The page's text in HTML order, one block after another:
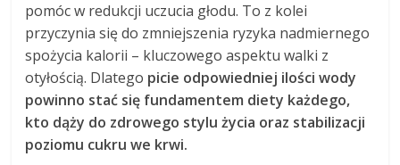
pomóc w redukcji uczucia głodu. To z kolei
przyczynia się do zmniejszenia ryzyka nadmiernego
spożycia kalorii – kluczowego aspektu walki z
otyłością. Dlatego picie odpowiedniej ilości wody
powinno stać się fundamentem diety każdego,
kto dąży do zdrowego stylu życia oraz stabilizacji
poziomu cukru we krwi.